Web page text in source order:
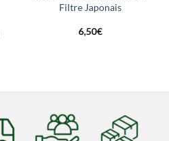
Filtre Japonais
6,50€